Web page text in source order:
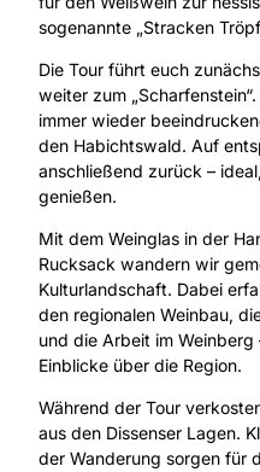
sogenannte „Stracken
Die Tour führt euch
weiter zum
immer wieder
den Habichtswald. Auf
anschließend zurück –
genießen.
Mit dem Weinglas in der
Rucksack wandern wir
Kulturlandschaft. Dabei
den regionalen Weinbau,
und die Arbeit im
Einblicke über die Region.
Während der Tour
aus den Dissenser Lagen.
der Wanderung sorgen für